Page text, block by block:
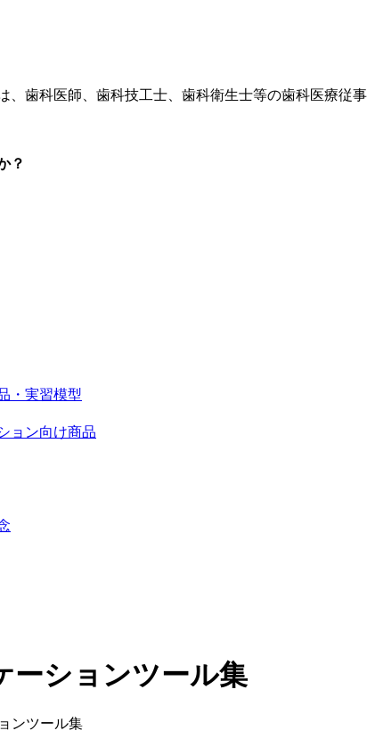
、歯科医師、歯科技工士、歯科衛生士等の歯科医療従
？
・実習模型
ョン向け商品
ーションツール集
ンツール集